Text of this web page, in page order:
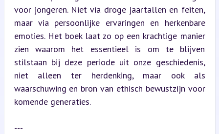
voor jongeren. Niet via droge jaartallen en feiten,
maar via persoonlijke ervaringen en herkenbare
emoties. Het boek laat zo op een krachtige manier
zien waarom het essentieel is om te blijven
stilstaan bij deze periode uit onze geschiedenis,
niet alleen ter herdenking, maar ook als
waarschuwing en bron van ethisch bewustzijn voor
komende generaties.
---